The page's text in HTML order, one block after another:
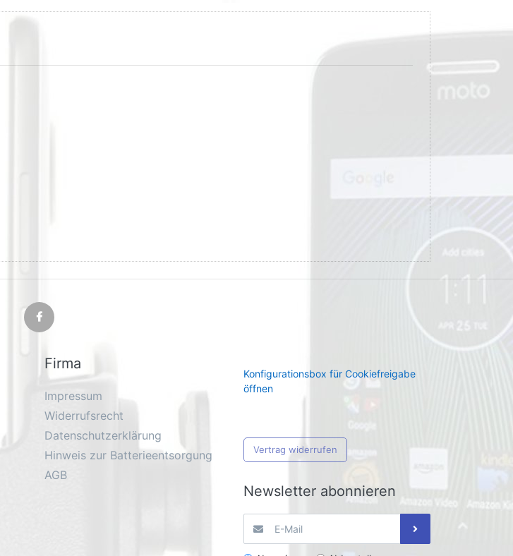
Firma
Impressum
Widerrufsrecht
Datenschutzerklärung
Hinweis zur Batterieentsorgung
AGB
Konfigurationsbox für Cookiefreigabe
öffnen
Vertrag widerrufen
Newsletter abonnieren